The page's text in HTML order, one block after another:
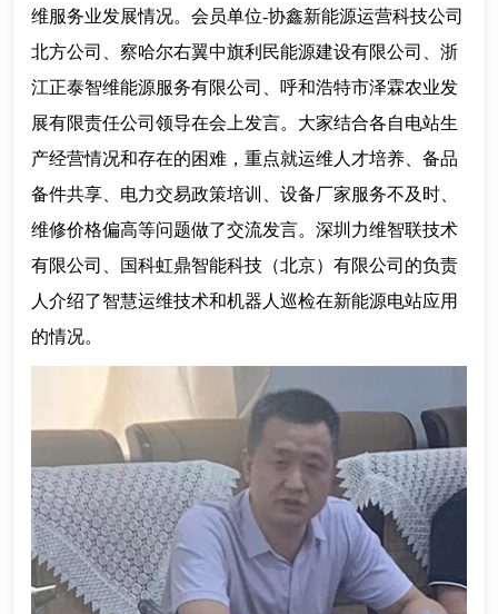
维服务业发展情况。会员单位-协鑫新能源运营科技公司
北方公司、察哈尔右翼中旗利民能源建设有限公司、浙
江正泰智维能源服务有限公司、呼和浩特市泽霖农业发
展有限责任公司领导在会上发言。大家结合各自电站生
产经营情况和存在的困难，重点就运维人才培养、备品
备件共享、电力交易政策培训、设备厂家服务不及时、
维修价格偏高等问题做了交流发言。深圳力维智联技术
有限公司、国科虹鼎智能科技（北京）有限公司的负责
人介绍了智慧运维技术和机器人巡检在新能源电站应用
的情况。